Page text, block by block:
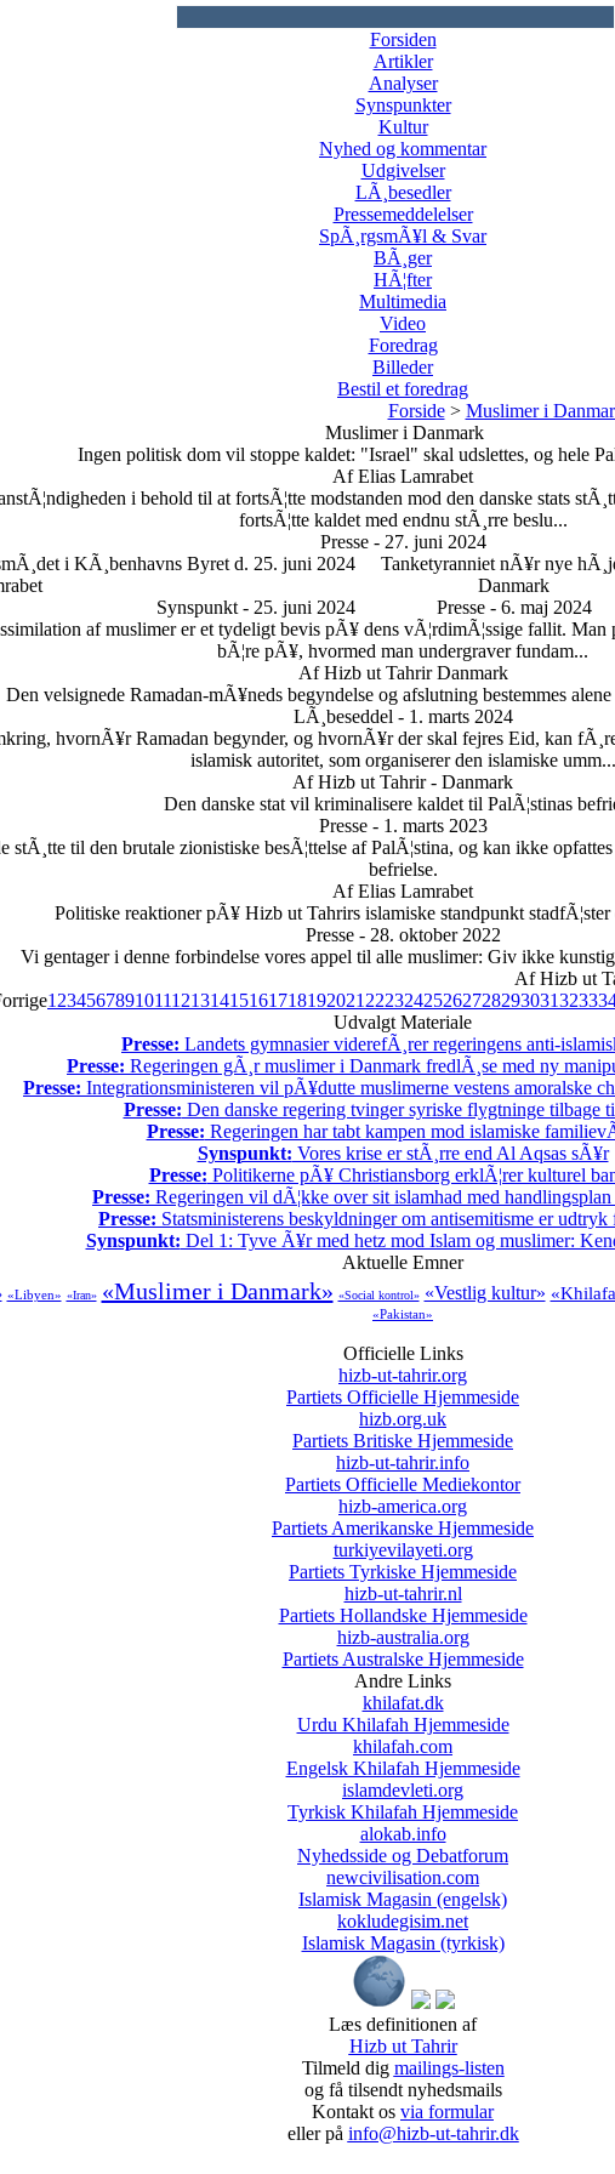
Forsiden
Artikler
Analyser
Synspunkter
Kultur
Nyhed og kommentar
Udgivelser
LÃ¸besedler
Pressemeddelelser
SpÃ¸rgsmÃ¥l & Svar
BÃ¸ger
HÃ¦fter
Multimedia
Video
Foredrag
Billeder
Bestil et foredrag
Forside> Muslimer i
Muslimer i Danmark
Ingen politisk dom vil stoppe kaldet: "Israel" skal udslettes, og hele
Af Elias Lamrabet
i behold til at fortsÃ¦tte modstanden mod den danske stats
fortsÃ¦tte kaldet med endnu stÃ¸rre beslu...
Presse - 27. juni 2024
i KÃ¸benhavns Byret d. 25. juni 2024
Synspunkt - 25. juni 2024
Tanketyranniet nÃ¥r nye
Danmark
Presse - 6. maj 2024
af muslimer er et tydeligt bevis pÃ¥ dens vÃ¦rdimÃ¦ssige fallit.
bÃ¦re pÃ¥, hvormed man undergraver fundam...
Af Hizb ut Tahrir Danmark
Den velsignede Ramadan-mÃ¥neds begyndelse og afslutning bestemmes
LÃ¸beseddel - 1. marts 2024
hvornÃ¥r Ramadan begynder, og hvornÃ¥r der skal fejres Eid, kan
islamisk autoritet, som organiserer den islamiske umm...
Af Hizb ut Tahrir - Danmark
Den danske stat vil kriminalisere kaldet til PalÃ¦stinas
Presse - 1. marts 2023
stÃ¸tte til den brutale zionistiske besÃ¦ttelse af PalÃ¦stina, og kan ikke
befrielse.
Af Elias Lamrabet
Politiske reaktioner pÃ¥ Hizb ut Tahrirs islamiske standpunkt
Presse - 28. oktober 2022
Vi gentager i denne forbindelse vores appel til alle muslimer: Giv ikke
Af Hizb ut
1 23456789101112131415161718192021 222324252627282930313233
Udvalgt Materiale
Presse: Landets gymnasier viderefÃ¸rer regeringens anti-
Presse: Regeringen gÃ¸r muslimer i Danmark fredlÃ¸se med ny
Presse: Integrationsministeren vil pÃ¥dutte muslimerne vestens amoralske
Presse: Den danske regering tvinger syriske flygtninge tilbage
Presse: Regeringen har tabt kampen mod islamiske
Synspunkt: Vores krise er stÃ¸rre end Al Aqsas sÃ¥r
Presse: Politikerne pÃ¥ Christiansborg erklÃ¦rer kulturel
Presse: Regeringen vil dÃ¦kke over sit islamhad med
Presse: Statsministerens beskyldninger om antisemitisme er udtryk
Synspunkt: Del 1: Tyve Ã¥r med hetz mod Islam og muslimer:
Aktuelle Emner
«Libyen» «Iran» «Muslimer i Danmark» «Social kontrol» «Vestlig kultur»
«Pakistan»
Officielle Links
hizb-ut-tahrir.org
Partiets Officielle Hjemmeside
hizb.org.uk
Partiets Britiske Hjemmeside
hizb-ut-tahrir.info
Partiets Officielle Mediekontor
hizb-america.org
Partiets Amerikanske Hjemmeside
turkiyevilayeti.org
Partiets Tyrkiske Hjemmeside
hizb-ut-tahrir.nl
Partiets Hollandske Hjemmeside
hizb-australia.org
Partiets Australske Hjemmeside
Andre Links
khilafat.dk
Urdu Khilafah Hjemmeside
khilafah.com
Engelsk Khilafah Hjemmeside
islamdevleti.org
Tyrkisk Khilafah Hjemmeside
alokab.info
Nyhedsside og Debatforum
newcivilisation.com
Islamisk Magasin (engelsk)
kokludegisim.net
Islamisk Magasin (tyrkisk)
Læs definitionen af
Hizb ut Tahrir
Tilmeld dig mailings-listen
og få tilsendt nyhedsmails
Kontakt os via formular
eller på info@hizb-ut-tahrir.dk